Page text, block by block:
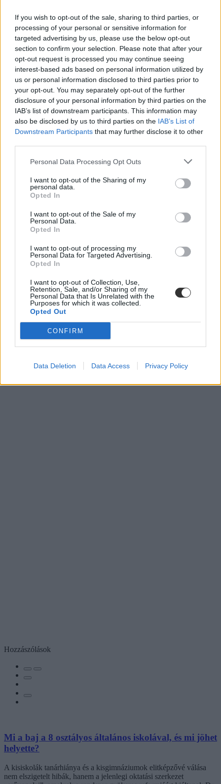
If you wish to opt-out of the sale, sharing to third parties, or
processing of your personal or sensitive information for
targeted advertising by us, please use the below opt-out
section to confirm your selection. Please note that after your
opt-out request is processed you may continue seeing
interest-based ads based on personal information utilized by
us or personal information disclosed to third parties prior to
your opt-out. You may separately opt-out of the further
disclosure of your personal information by third parties on the
IAB’s list of downstream participants. This information may
also be disclosed by us to third parties on the IAB’s List of
Downstream Participants that may further disclose it to other
Personal Data Processing Opt Outs
I want to opt-out of the Sharing of my
personal data.
Opted In
I want to opt-out of the Sale of my
Personal Data.
Opted In
I want to opt-out of processing my
Personal Data for Targeted Advertising.
Opted In
I want to opt-out of Collection, Use,
Retention, Sale, and/or Sharing of my
Personal Data that Is Unrelated with the
Purposes for which it was collected.
Opted Out
CONFIRM
Data Deletion Data Access Privacy Policy
távoktatás
felzárkóztatás
lemaradás
iskolai felügyelet
nyári szünet
felzárkózás
felügyelet
Hozzászólások
Mi a baj a 8 osztályos általános iskolával, és mi jöhet
helyette?
A kisiskolák tanárhiánya és a kisgimnáziumok elitképzővé válása
nem elszigetelt hibák, hanem a jelenlegi oktatási szerkezet